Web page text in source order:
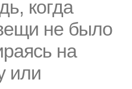
когда
не было
на
или